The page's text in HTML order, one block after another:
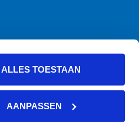
ALLES TOESTAAN
AANPASSEN